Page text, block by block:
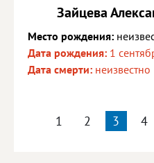
Зайцева
Место рождения:
Дата рождения: 1
Дата смерти: неизвестно
1 2 3 4